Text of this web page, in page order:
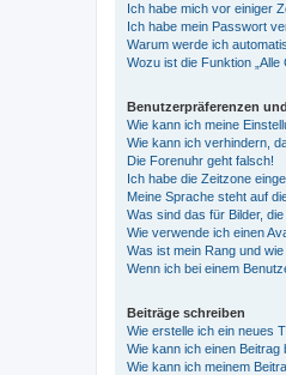
Ich habe mich vor einiger
Ich habe mein Passwort
Warum werde ich
Wozu ist die Funktion „Alle
Benutzerpräferenzen
Wie kann ich meine
Wie kann ich verhindern,
Die Forenuhr geht falsch!
Ich habe die Zeitzone
Meine Sprache steht auf
Was sind das für Bilder,
Wie verwende ich einen
Was ist mein Rang und
Wenn ich bei einem
Beiträge schreiben
Wie erstelle ich ein neues
Wie kann ich einen
Wie kann ich meinem